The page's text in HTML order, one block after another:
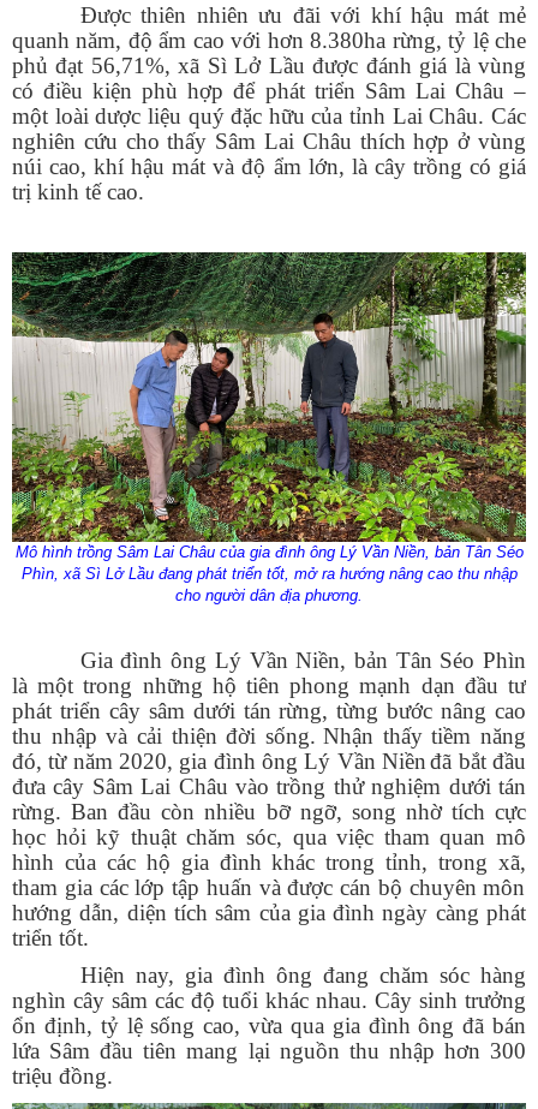
Được thiên nhiên ưu đãi với khí hậu mát mẻ
quanh năm, độ ẩm caovới hơn 8.380ha rừng, tỷ lệ che
phủ đạt 56,71%, xã Sì Lở Lầu được đánh giá là vùng
có điều kiện phù hợp để phát triển Sâm Lai Châu –
một loài dược liệu quý đặc hữu của tỉnh Lai Châu. Các
nghiên cứu cho thấy Sâm Lai Châu thích hợp ở vùng
núi cao, khí hậu mát và độ ẩm lớn, là cây trồng có giá
trị kinh tế cao.
Mô hình trồng Sâm Lai Châu của gia đình ông Lý Vần Niền, bản Tân Séo
Phìn, xã Sì Lở Lầu đang phát triển tốt, mở ra hướng nâng cao thu nhập
cho người dân địa phương.
Gia đình ông Lý Vần Niền, bản Tân Séo Phìn
là một trong những hộ tiên phong mạnh dạn đầu tư
phát triển cây sâm dưới tán rừng, từng bước nâng cao
thu nhập và cải thiện đời sống. Nhận thấy tiềm năng
đó, từ năm 2020, gia đình ông Lý Vần Niền đã bắt đầu
đưa cây Sâm Lai Châu vào trồng thử nghiệm dưới tán
rừng. Ban đầu còn nhiều bỡ ngỡ, song nhờ tích cực
học hỏi kỹ thuật chăm sóc, qua việc tham quan mô
hình của các hộ gia đình khác trong tỉnh, trong xã,
tham gia các lớp tập huấn và được cán bộ chuyên môn
hướng dẫn, diện tích sâm của gia đình ngày càng phát
triển tốt.
Hiện nay, gia đình ông đang chăm sóc hàng
nghìn cây sâm các độ tuổi khác nhau. Cây sinh trưởng
ổn định, tỷ lệ sống cao, vừa qua gia đình ông đã bán
lứa Sâm đầu tiên mang lại nguồn thu nhập hơn 300
triệu đồng.